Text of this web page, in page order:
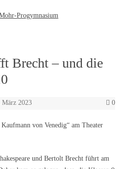
Brecht – und die
März 2023 0
von Venedig“ am Theater
und Bertolt Brecht führt am